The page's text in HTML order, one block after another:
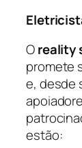
Oreality
promete
e, desde
estão: